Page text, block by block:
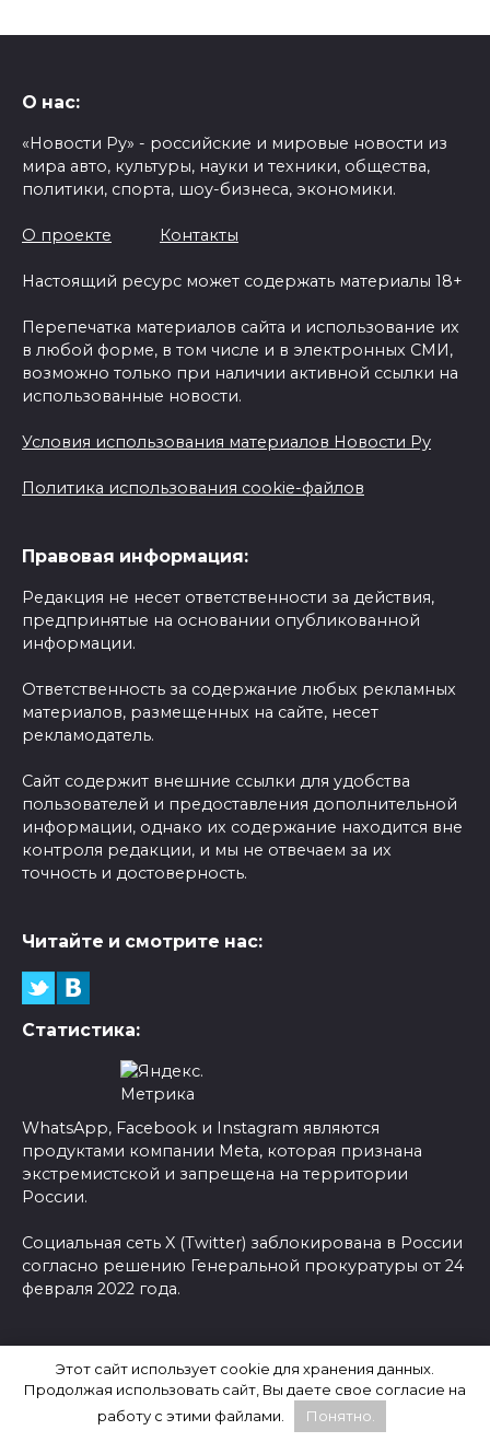
О нас:
«Новости Ру» - российские и мировые новости из
мира авто, культуры, науки и техники, общества,
политики, спорта, шоу-бизнеса, экономики.
О проекте Контакты
Настоящий ресурс может содержать материалы 18+
Перепечатка материалов сайта и использование их
в любой форме, в том числе и в электронных СМИ,
возможно только при наличии активной ссылки на
использованные новости.
Условия использования материалов Новости Ру
Политика использования cookie-файлов
Правовая информация:
Редакция не несет ответственности за действия,
предпринятые на основании опубликованной
информации.
Ответственность за содержание любых рекламных
материалов, размещенных на сайте, несет
рекламодатель.
Сайт содержит внешние ссылки для удобства
пользователей и предоставления дополнительной
информации, однако их содержание находится вне
контроля редакции, и мы не отвечаем за их
точность и достоверность.
Читайте и смотрите нас:
Статистика:
WhatsApp, Facebook и Instagram являются
продуктами компании Meta, которая признана
экстремистской и запрещена на территории
России.
Социальная сеть X (Twitter) заблокирована в России
согласно решению Генеральной прокуратуры от 24
февраля 2022 года.
Последние новости России
Этот сайт использует cookie для хранения данных.
Продолжая использовать сайт, Вы даете свое согласие на
работу с этими файлами.
Понятно.